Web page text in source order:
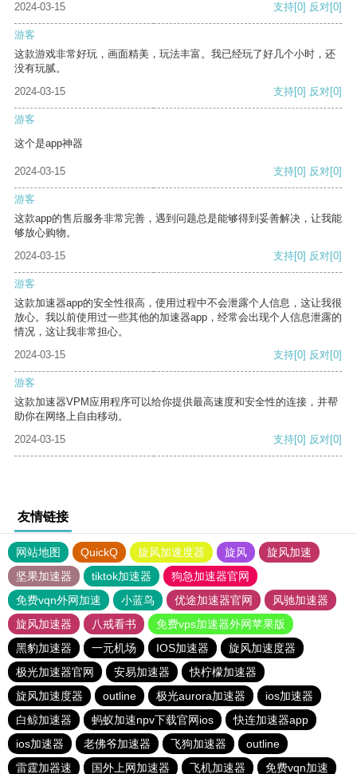
2024-03-15 支持[0] 反对[0]
游客
这款游戏非常好玩，画面精美，玩法丰富。我已经玩了好几个小时，还
没有玩腻。
2024-03-15
支持[0] 反对[0]
游客
这个是app神器
2024-03-15 支持[0] 反对[0]
游客
这款app的售后服务非常完善，遇到问题总是能够得到妥善解决，让我能
够放心购物。
2024-03-15
支持[0] 反对[0]
游客
这款加速器app的安全性很高，使用过程中不会泄露个人信息，这让我很
放心。我以前使用过一些其他的加速器app，经常会出现个人信息泄露的
情况，这让我非常担心。
2024-03-15
支持[0] 反对[0]
游客
这款加速器VPM应用程序可以给你提供最高速度和安全性的连接，并帮
助你在网络上自由移动。
2024-03-15
支持[0] 反对[0]
友情链接
网站地图 QuickQ 旋风加速度器 旋风
旋风加速
坚果加速器
tiktok加速器
狗急加速器官网
免费vqn外网加速
小蓝鸟 优途加速器官网
风驰加速器
旋风加速器
八戒看书
免费vps加速器外网苹果版
黑豹加速器
一元机场 IOS加速器
旋风加速度器
极光加速器官网
安易加速器
快柠檬加速器
旋风加速度器
outline 极光aurora加速器
ios加速器
白鲸加速器
蚂蚁加速npv下载官网ios
快连加速器app
ios加速器
老佛爷加速器 飞狗加速器
outline
雷霆加器速
国外上网加速器 飞机加速器 免费vqn加速